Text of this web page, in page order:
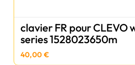
clavier FR pour CLEVO
series 1528023650m
40,00 €